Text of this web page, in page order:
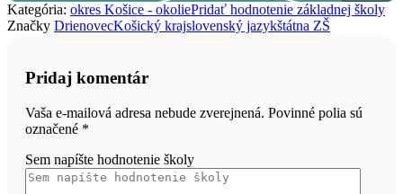
Kategória: okres Košice - okoliePridať hodnotenie základnej školy
Značky DrienovecKošický krajslovenský jazykštátna ZŠ
Pridaj komentár
Vaša e-mailová adresa nebude zverejnená. Povinné polia sú
označené *
Sem napíšte hodnotenie školy